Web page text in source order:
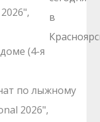
(4-я
по лыжному
2026",